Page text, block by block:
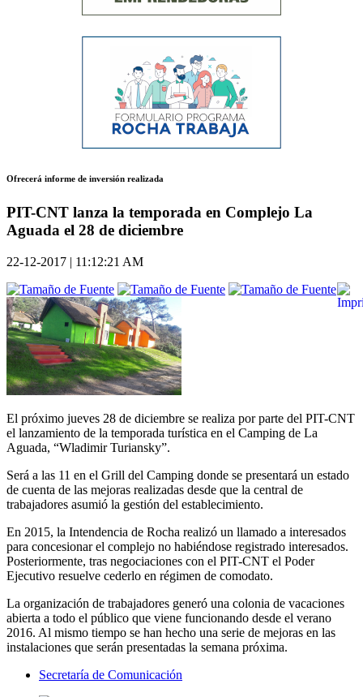
Ofrecerá informe de inversión realizada
PIT-CNT lanza la temporada en Complejo La
Aguada el 28 de diciembre
22-12-2017 | 11:12:21 AM
El próximo jueves 28 de diciembre se realiza por parte del PIT-CNT
el lanzamiento de la temporada turística en el Camping de La
Aguada, “Wladimir Turiansky”.
Será a las 11 en el Grill del Camping donde se presentará un estado
de cuenta de las mejoras realizadas desde que la central de
trabajadores asumió la gestión del establecimiento.
En 2015, la Intendencia de Rocha realizó un llamado a interesados
para concesionar el complejo no habiéndose registrado interesados.
Posteriormente, tras negociaciones con el PIT-CNT el Poder
Ejecutivo resuelve cederlo en régimen de comodato.
La organización de trabajadores generó una colonia de vacaciones
abierta a todo el público que viene funcionando desde el verano
2016. Al mismo tiempo se han hecho una serie de mejoras en las
instalaciones que serán presentadas la semana próxima.
Secretaría de Comunicación